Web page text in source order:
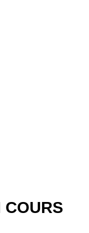
COURS